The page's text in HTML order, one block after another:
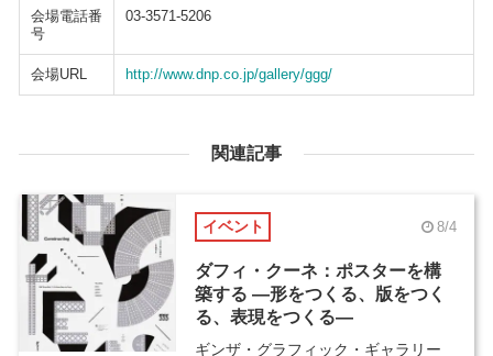
会場電話番
号
03-3571-5206
会場URL http://www.dnp.co.jp/gallery/ggg/
関連記事
イベント 8/4
ダフィ・クーネ：ポスターを構
築する ―形をつくる、版をつく
る、表現をつくる―
ギンザ・グラフィック・ギャラリー